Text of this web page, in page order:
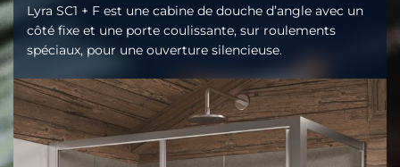
Lyra SC1 + F est une cabine de douche d’angle avec un
côté fixe et une porte coulissante, sur roulements
spéciaux, pour une ouverture silencieuse.